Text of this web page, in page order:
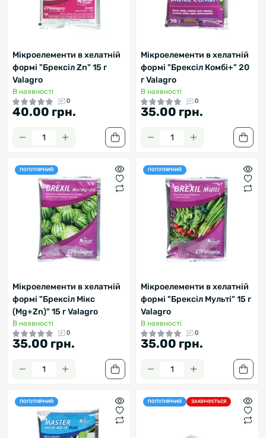
Мікроелементи в хелатній
формі "Брексіл Zn" 15 г
Valagro
В наявності
0
40.00 грн.
Мікроелементи в хелатній
формі "Брексіл Комбі+" 20
г Valagro
В наявності
0
35.00 грн.
ПОПУЛЯРНИЙ
Мікроелементи в хелатній
формі "Брексіл Мікс
(Mg+Zn)" 15 г Valagro
В наявності
0
35.00 грн.
ПОПУЛЯРНИЙ
Мікроелементи в хелатній
формі "Брексіл Мульті" 15 г
Valagro
В наявності
0
35.00 грн.
ПОПУЛЯРНИЙ ПОПУЛЯРНИЙ ЗАКІНЧУЄТЬСЯ